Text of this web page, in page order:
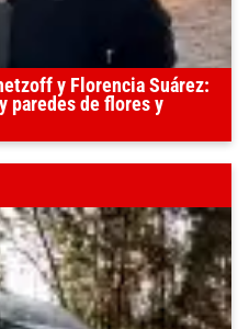
y Florencia Suárez:
paredes de flores y